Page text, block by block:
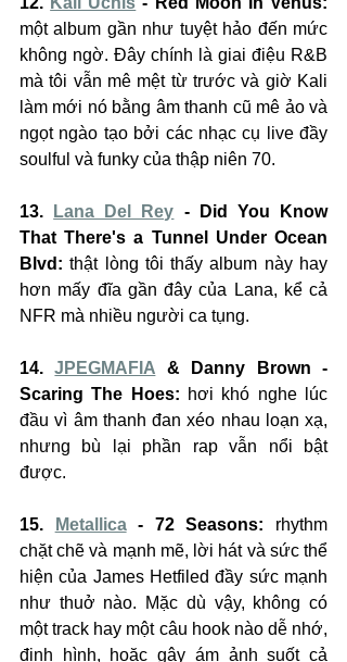
một album gần như tuyệt hảo đến mức
không ngờ. Đây chính là giai điệu R&B
mà tôi vẫn mê mệt từ trước và giờ Kali
làm mới nó bằng âm thanh cũ mê ảo và
ngọt ngào tạo bởi các nhạc cụ live đầy
soulful và funky của thập niên 70.
13. Lana Del Rey - Did You Know
That There's a Tunnel Under Ocean
Blvd: thật lòng tôi thấy album này hay
hơn mấy đĩa gần đây của Lana, kể cả
NFR mà nhiều người ca tụng.
14. JPEGMAFIA & Danny Brown -
Scaring The Hoes: hơi khó nghe lúc
đầu vì âm thanh đan xéo nhau loạn xạ,
nhưng bù lại phần rap vẫn nổi bật
được.
15. Metallica - 72 Seasons: rhythm
chặt chẽ và mạnh mẽ, lời hát và sức thể
hiện của James Hetfiled đầy sức mạnh
như thuở nào. Mặc dù vậy, không có
một track hay một câu hook nào dễ nhớ,
định hình, hoặc gây ám ảnh suốt cả